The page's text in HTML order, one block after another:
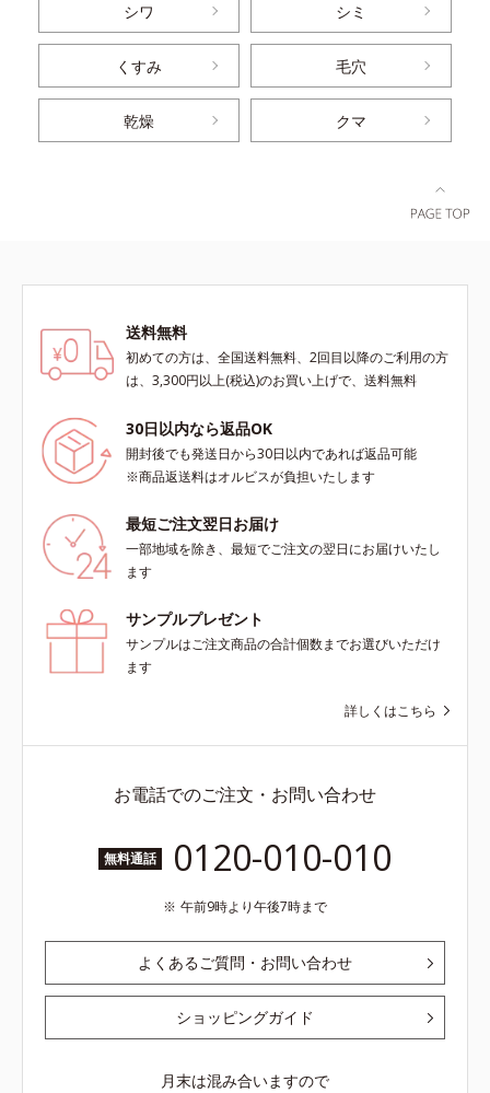
シワ シミ
くすみ 毛穴
乾燥 クマ
送料無料
初めての方は、全国送料無料、2回目以降のご利用の方
は、3,300円以上(税込)のお買い上げで、送料無料
30日以内なら返品OK
開封後でも発送日から30日以内であれば返品可能
※商品返送料はオルビスが負担いたします
最短ご注文翌日お届け
一部地域を除き、最短でご注文の翌日にお届けいたし
ます
サンプルプレゼント
サンプルはご注文商品の合計個数までお選びいただけ
ます
詳しくはこちら
お電話でのご注文・お問い合わせ
無料通話 0120-010-010
午前9時より午後7時まで
よくあるご質問・お問い合わせ
ショッピングガイド
月末は混み合いますので